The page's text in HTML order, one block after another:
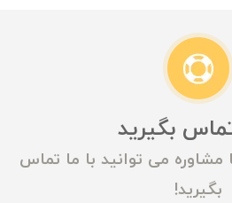
بگیرید
می توانید با ما تماس
بگیرید!